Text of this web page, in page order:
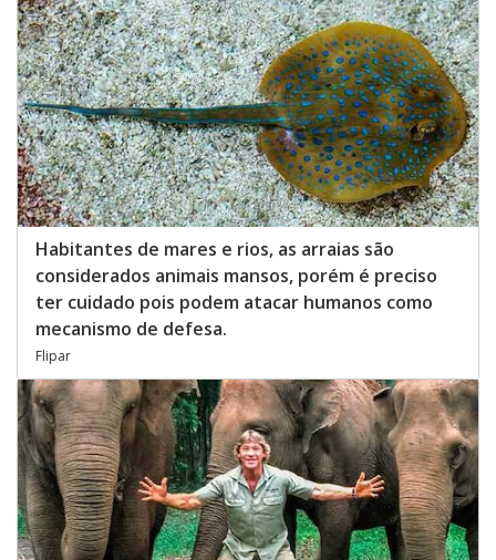
Habitantes de mares e rios, as arraias são
considerados animais mansos, porém é preciso
ter cuidado pois podem atacar humanos como
mecanismo de defesa.
Flipar